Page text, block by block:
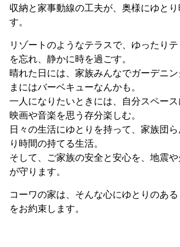
収納と家事動線の工夫が、奥様にゆと
す。
リゾートのようなテラスで、ゆったり
を忘れ、静かに時を過ごす。
晴れた日には、家族みんなでガーデニ
まにはバーベキューなんかも。
一人になりたいときには、自分スペー
映画や音楽を思う存分楽しむ。
日々の生活にゆとりを持って、家族団
り時間の持てる生活。
そして、ご家族の安全と安心を、地震
が守ります。
コーワの家は、そんな心にゆとりのある
をお約束します。